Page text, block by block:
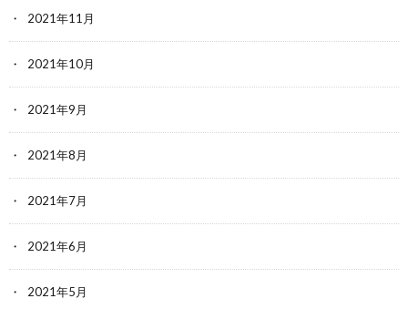
2021年11月
2021年10月
2021年9月
2021年8月
2021年7月
2021年6月
2021年5月